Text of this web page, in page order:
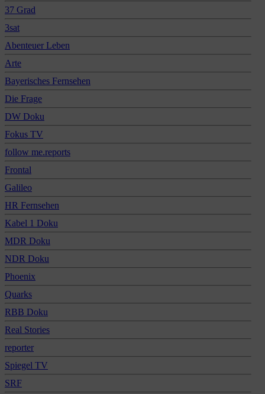
37 Grad
3sat
Abenteuer Leben
Arte
Bayerisches Fernsehen
Die Frage
DW Doku
Fokus TV
follow me.reports
Frontal
Galileo
HR Fernsehen
Kabel 1 Doku
MDR Doku
NDR Doku
Phoenix
Quarks
RBB Doku
Real Stories
reporter
Spiegel TV
SRF